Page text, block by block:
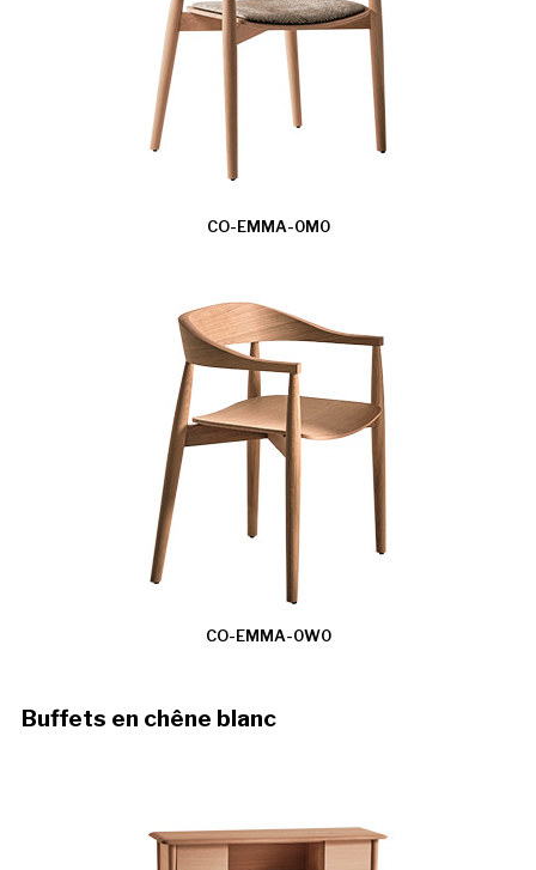
CO-EMMA-0M0
CO-EMMA-0W0
Buffets en chêne blanc